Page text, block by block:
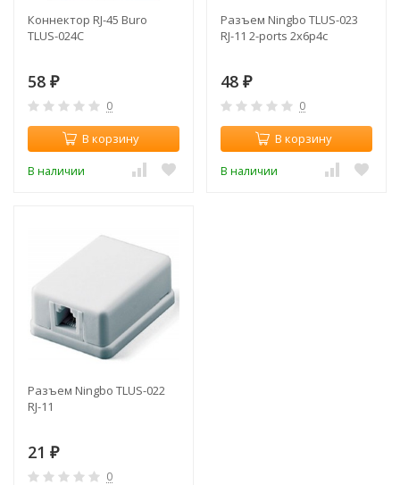
Коннектор RJ-45 Buro
TLUS-024C
58 ₽
0
В корзину
В наличии
Разъем Ningbo TLUS-023
RJ-11 2-ports 2х6р4с
48 ₽
0
В корзину
В наличии
Разъем Ningbo TLUS-022
RJ-11
21 ₽
0